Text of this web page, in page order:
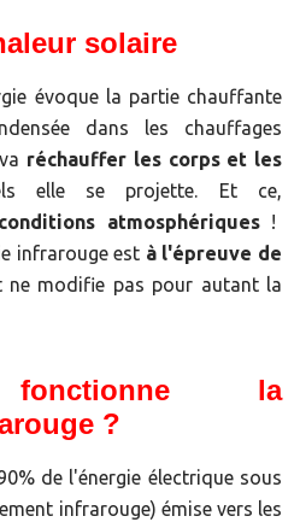
solaire
évoque la partie chauffante
dans les chauffages
réchauffer les corps et les
elle se projette. Et ce,
atmosphériques!
infrarouge est à l'épreuve de
ne modifie pas pour autant la
la
?
de l'énergie électrique sous
infrarouge) émise vers les